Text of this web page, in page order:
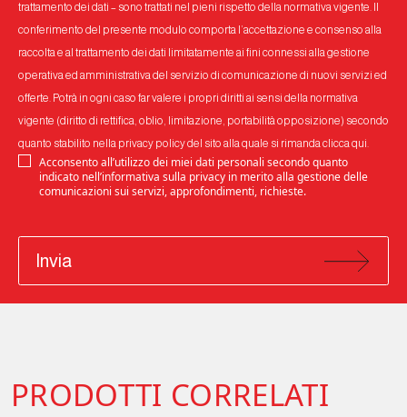
trattamento dei dati – sono trattati nel pieni rispetto della normativa vigente. Il
conferimento del presente modulo comporta l’accettazione e consenso alla
raccolta e al trattamento dei dati limitatamente ai fini connessi alla gestione
operativa ed amministrativa del servizio di comunicazione di nuovi servizi ed
offerte. Potrà in ogni caso far valere i propri diritti ai sensi della normativa
vigente (diritto di rettifica, oblio, limitazione, portabilità opposizione) secondo
quanto stabilito nella privacy policy del sito alla quale si rimandaclicca qui.
Acconsento all’utilizzo dei miei dati personali secondo quanto
indicato nell’informativa sulla privacy in merito alla gestione delle
comunicazioni sui servizi, approfondimenti, richieste.
Invia
PRODOTTI CORRELATI